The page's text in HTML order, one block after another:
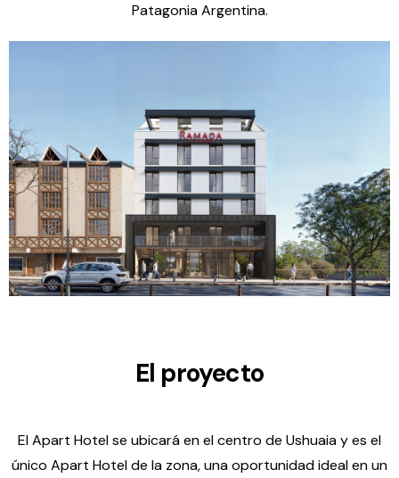
Patagonia Argentina.
El proyecto
El Apart Hotel se ubicará en el centro de Ushuaia y es el
único Apart Hotel de la zona, una oportunidad ideal en un